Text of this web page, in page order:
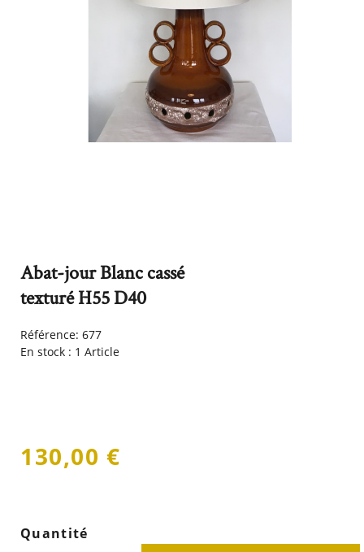
Abat-jour Blanc cassé
texturé H55 D40
Référence: 677
En stock : 1 Article
130,00 €
Quantité